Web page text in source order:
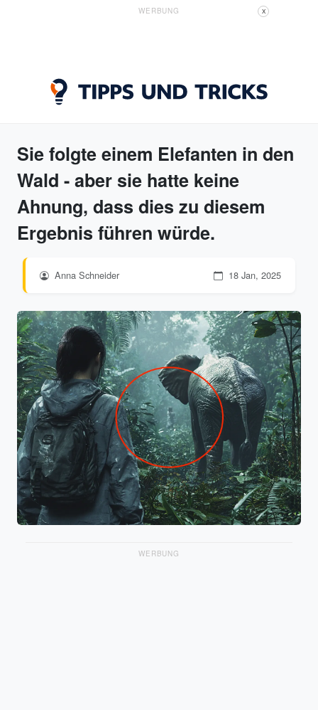
WERBUNG X
Sie folgte einem Elefanten in den
Wald - aber sie hatte keine
Ahnung, dass dies zu diesem
Ergebnis führen würde.
Anna Schneider 18 Jan, 2025
WERBUNG